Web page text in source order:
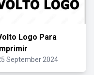
Logo Para
September 2024